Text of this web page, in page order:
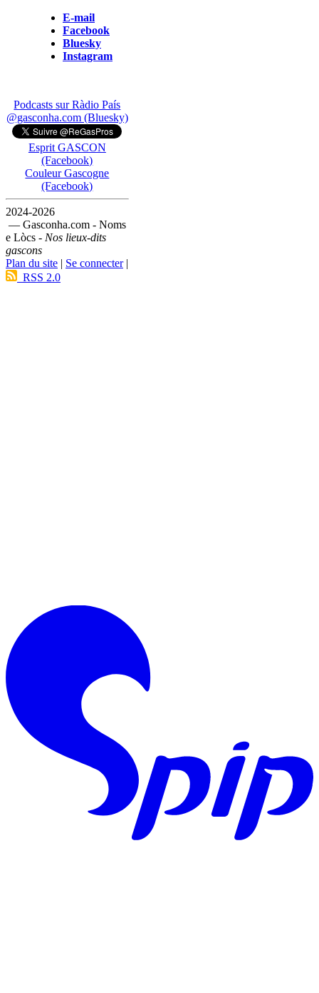
E-mail
Facebook
Bluesky
Instagram
Podcasts sur Ràdio País
@gasconha.com (Bluesky)
Esprit GASCON
(Facebook)
Couleur Gascogne
(Facebook)
2024-2026
— Gasconha.com - Noms
e Lòcs - Nos lieux-dits
gascons
Plan du site | Se connecter|
RSS 2.0